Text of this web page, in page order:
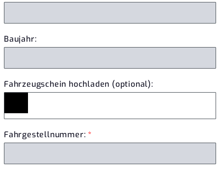
Baujahr:
Fahrzeugschein hochladen (optional):
Fahrgestellnummer: *